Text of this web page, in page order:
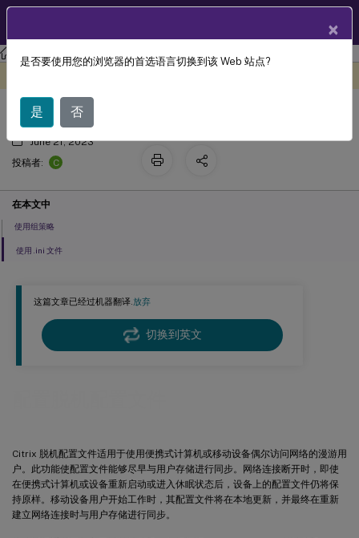
Profile Management Profile Management 2303
这篇文章已经过机器翻译.放弃
切换到英文
Citrix 脱机配置文件适用于使用便携式计算机或移动设备偶尔访问网络的漫游用
户。此功能使配置文件能够尽早与用户存储进行同步。网络连接断开时，即使
在便携式计算机或设备重新启动或进入休眠状态后，设备上的配置文件仍将保
持原样。移动设备用户开始工作时，其配置文件将在本地更新，并最终在重新
建立网络连接时与用户存储进行同步。
配置脱机配置文件
June 21, 2023
投稿者:
C
在本文中
使用组策略
使用 .ini 文件
×
是否要使用您的浏览器的首选语言切换到该 Web 站点?
是 否